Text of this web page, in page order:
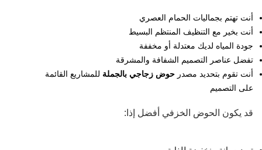
أنت تهتم بجماليات الحمام العصري
أنت بخير مع التنظيف المنتظم البسيط
جودة المياه لديك معتدلة أو مخففة
تفضل عناصر التصميم الشفافة والمشرقة
أنت تقوم بتحديد مصدر حوض زجاجي بالجملة للمشاريع القائمة
على التصميم
قد يكون الحوض الخزفي أفضل إذا: